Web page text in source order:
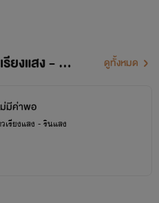
นิยายของ สรัลมินท์ - ดาวเรียงแสง - รินแสง ดูทั้งหมด
มีค่าพอ
เรียงแสง - รินแสง